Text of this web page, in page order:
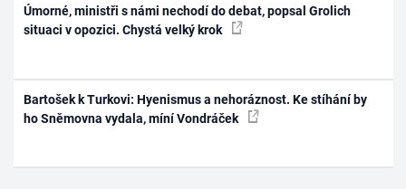
Úmorné, ministři s námi nechodí do debat, popsal Grolich
situaci v opozici. Chystá velký krok
Bartošek k Turkovi: Hyenismus a nehoráznost. Ke stíhání by
ho Sněmovna vydala, míní Vondráček